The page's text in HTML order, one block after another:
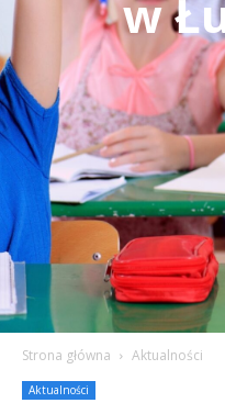
w
Strona główna Aktualności
Aktualności